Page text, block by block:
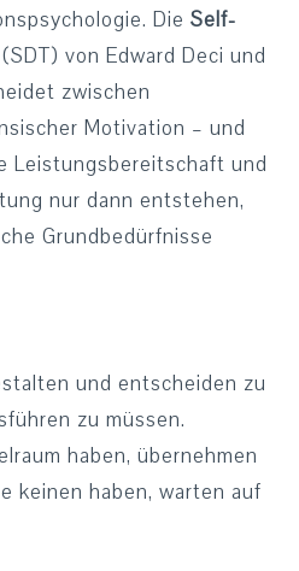
Die Self-
(SDT) von Edward Deci und
zwischen
Motivation – und
Leistungsbereitschaft und
nur dann entstehen,
Grundbedürfnisse
und entscheiden zu
zu müssen.
haben, übernehmen
keinen haben, warten auf